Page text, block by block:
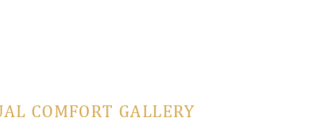
COMFORT GALLERY